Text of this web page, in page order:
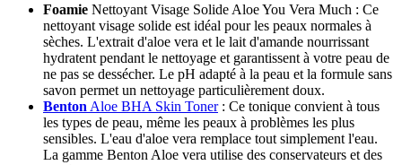
Foamie Nettoyant Visage Solide Aloe You Vera Much : Ce
nettoyant visage solide est idéal pour les peaux normales à
sèches. L'extrait d'aloe vera et le lait d'amande nourrissant
hydratent pendant le nettoyage et garantissent à votre peau de
ne pas se dessécher. Le pH adapté à la peau et la formule sans
savon permet un nettoyage particulièrement doux.
Benton Aloe BHA Skin Toner: Ce tonique convient à tous
les types de peau, même les peaux à problèmes les plus
sensibles. L'eau d'aloe vera remplace tout simplement l'eau.
La gamme Benton Aloe vera utilise des conservateurs et des